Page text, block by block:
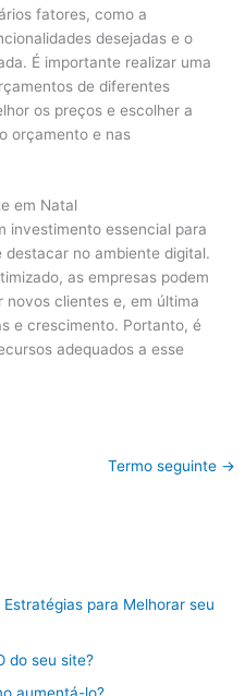
fatores, como a
desejadas e o
É importante realizar uma
de diferentes
os preços e escolher a
orçamento e nas
em Natal
investimento essencial para
destacar no ambiente digital.
as empresas podem
novos clientes e, em última
e crescimento. Portanto, é
adequados a esse
Termo seguinte →
para Melhorar seu
do seu site?
aumentá-lo?